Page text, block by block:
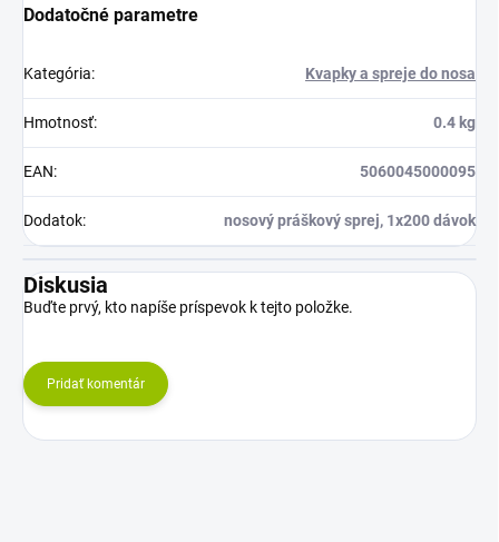
Dodatočné parametre
Kategória: Kvapky a spreje do nosa
Hmotnosť: 0.4 kg
EAN: 5060045000095
Dodatok: nosový práškový sprej, 1x200 dávok
Diskusia
Buďte prvý, kto napíše príspevok k tejto položke.
Pridať komentár